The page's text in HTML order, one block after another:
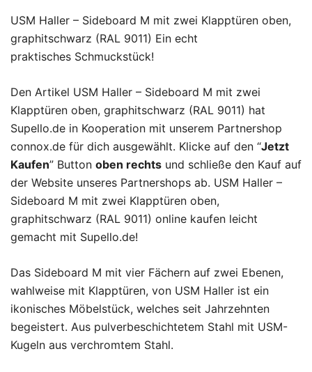
USM Haller – Sideboard M mit zwei Klapptüren oben,
graphitschwarz (RAL 9011) Ein echt
praktisches Schmuckstück!
Den Artikel USM Haller – Sideboard M mit zwei
Klapptüren oben, graphitschwarz (RAL 9011) hat
Supello.de in Kooperation mit unserem Partnershop
connox.de für dich ausgewählt. Klicke auf den “Jetzt
Kaufen” Button oben rechts und schließe den Kauf auf
der Website unseres Partnershops ab. USM Haller –
Sideboard M mit zwei Klapptüren oben,
graphitschwarz (RAL 9011) online kaufen leicht
gemacht mit Supello.de!
Das Sideboard M mit vier Fächern auf zwei Ebenen,
wahlweise mit Klapptüren, von USM Haller ist ein
ikonisches Möbelstück, welches seit Jahrzehnten
begeistert. Aus pulverbeschichtetem Stahl mit USM-
Kugeln aus verchromtem Stahl.